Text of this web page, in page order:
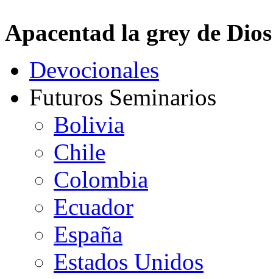
Apacentad la grey de
Devocionales
Futuros Seminarios
Bolivia
Chile
Colombia
Ecuador
España
Estados Unidos